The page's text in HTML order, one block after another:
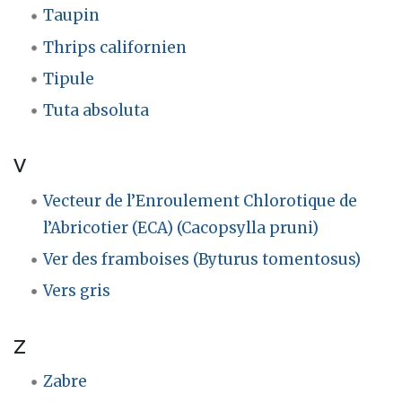
Taupin
Thrips californien
Tipule
Tuta absoluta
V
Vecteur de l’Enroulement Chlorotique de
l’Abricotier (ECA) (Cacopsylla pruni)
Ver des framboises (Byturus tomentosus)
Vers gris
Z
Zabre